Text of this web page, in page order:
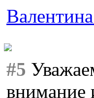
#5
внимание